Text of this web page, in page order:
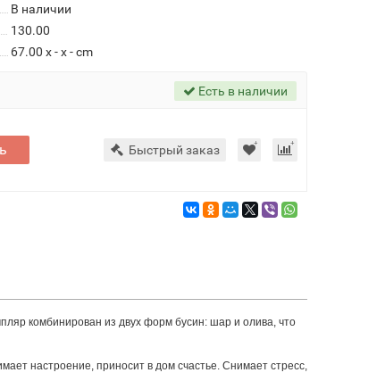
В наличии
130.00
67.00 x - x - cm
Есть в наличии
Быстрый заказ
комбинирован из двух форм бусин: шар и олива, что
настроение, приносит в дом счастье. Снимает стресс,